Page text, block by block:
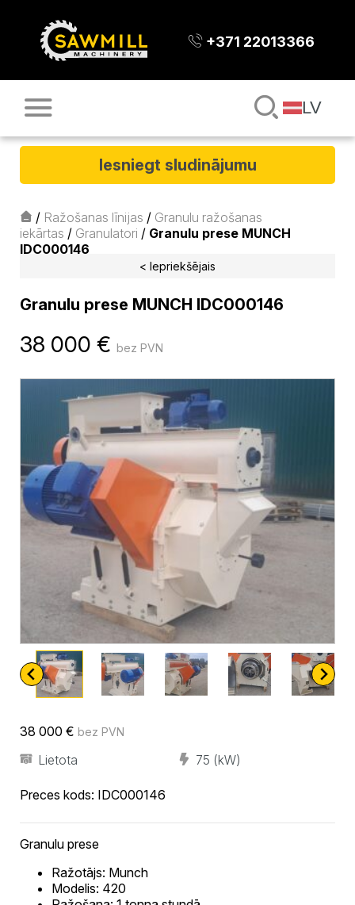
+371 22013366
LV
Iesniegt sludinājumu
/ Ražošanas līnijas / Granulu ražošanas
iekārtas / Granulatori / Granulu prese MUNCH
IDC000146
< Iepriekšējais
Granulu prese MUNCH IDC000146
38 000 € bez PVN
38 000 € bez PVN
Lietota 75 (kW)
Preces kods: IDC000146
Granulu prese
Ražotājs: Munch
Modelis: 420